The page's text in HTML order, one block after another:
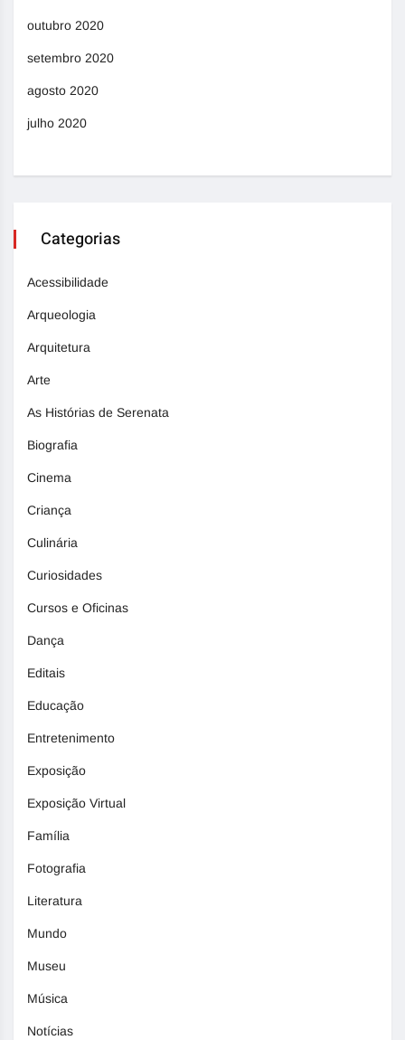
outubro 2020
setembro 2020
agosto 2020
julho 2020
Categorias
Acessibilidade
Arqueologia
Arquitetura
Arte
As Histórias de Serenata
Biografia
Cinema
Criança
Culinária
Curiosidades
Cursos e Oficinas
Dança
Editais
Educação
Entretenimento
Exposição
Exposição Virtual
Família
Fotografia
Literatura
Mundo
Museu
Música
Notícias